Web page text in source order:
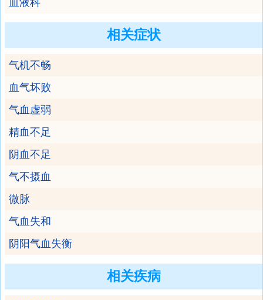
血液科
相关症状
气机不畅
血气坏败
气血虚弱
精血不足
阴血不足
气不摄血
微脉
气血失和
阴阳气血失衡
相关疾病